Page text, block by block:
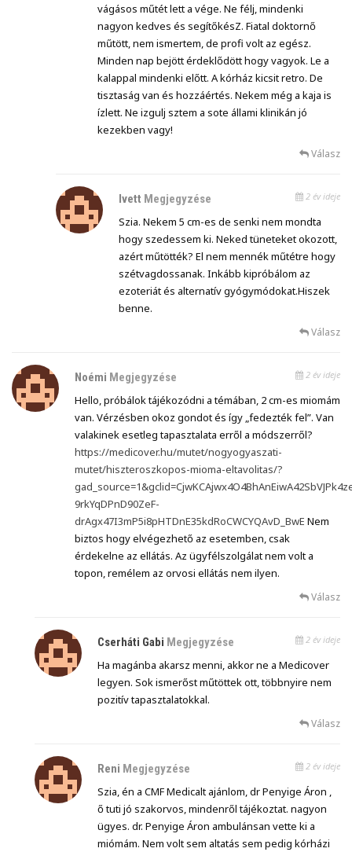
vágásos műtét lett a vége. Ne félj, mindenki
nagyon kedves és segítőkésZ. Fiatal doktornő
műtött, nem ismertem, de profi volt az egész.
Minden nap bejött érdeklődött hogy vagyok. Le a
kalappal mindenki előtt. A kórház kicsit retro. De
tisztaság van és hozzáértés. Nekem még a kaja is
ízlett. Ne izgulj sztem a sote állami klinikán jó
kezekben vagy!
Válasz
Ivett Megjegyzése 2 év ideje
Szia. Nekem 5 cm-es de senki nem mondta
hogy szedessem ki. Neked tüneteket okozott,
azért műtötték? El nem mennék műtétre hogy
szétvagdossanak. Inkább kipróbálom az
ezoteriát és alternatív gyógymódokat.Hiszek
benne.
Válasz
Noémi Megjegyzése 2 év ideje
Hello, próbálok tájékozódni a témában, 2 cm-es miomám
van. Vérzésben okoz gondot és így „fedezték fel”. Van
valakinek esetleg tapasztalata erről a módszerről?
https://medicover.hu/mutet/nogyogyaszati-
mutet/hiszteroszkopos-mioma-eltavolitas/?
9rkYqDPnD90ZeF-
drAgx47I3mP5i8pHTDnE35kdRoCWCYQAvD_BwE Nem
biztos hogy elvégezhető az esetemben, csak
érdekelne az ellátás. Az ügyfélszolgálat nem volt a
topon, remélem az orvosi ellátás nem ilyen.
Válasz
Cserháti Gabi Megjegyzése 2 év ideje
Ha magánba akarsz menni, akkor ne a Medicover
legyen. Sok ismerőst műtöttek ott, többnyire nem
pozitív tapasztalatokkal.
Válasz
Reni Megjegyzése 2 év ideje
Szia, én a CMF Medicalt ajánlom, dr Penyige Áron ,
ő tuti jó szakorvos, mindenről tájékoztat. nagyon
ügyes. dr. Penyige Áron ambulánsan vette ki a
miómám. Nem volt sem altatás sem pedig kórházi